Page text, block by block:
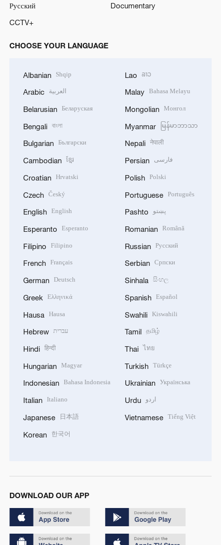
Русский
Documentary
CCTV+
CHOOSE YOUR LANGUAGE
Albanian Shqip
Arabic العربية
Belarusian Беларуская
Bengali বাংলা
Bulgarian Български
Cambodian ខ្មែរ
Croatian Hrvatski
Czech Český
English English
Esperanto Esperanto
Filipino Filipino
French Français
German Deutsch
Greek Ελληνικά
Hausa Hausa
Hebrew עברית
Hindi हिन्दी
Hungarian Magyar
Indonesian Bahasa Indonesia
Italian Italiano
Japanese 日本語
Korean 한국어
Lao ລາວ
Malay Bahasa Melayu
Mongolian Монгол
Myanmar မြန်မာဘာသာ
Nepali नेपाली
Persian فارسی
Polish Polski
Portuguese Português
Pashto پښتو
Romanian Română
Russian Русский
Serbian Српски
Sinhala සිංහල
Spanish Español
Swahili Kiswahili
Tamil தமிழ்
Thai ไทย
Turkish Türkçe
Ukrainian Українська
Urdu اردو
Vietnamese Tiếng Việt
DOWNLOAD OUR APP